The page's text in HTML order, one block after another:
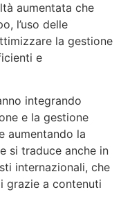
aumentata che
l’uso delle
la gestione
e
integrando
e la gestione
aumentando la
si traduce anche in
internazionali, che
grazie a contenuti